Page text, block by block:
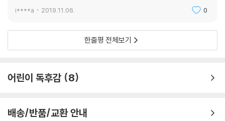
i****a 2019.11.06. 0
한줄평 전체보기
어린이 독후감 8
배송/반품/교환 안내